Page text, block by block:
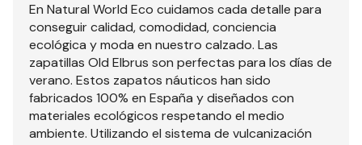
En Natural World Eco cuidamos cada detalle para
conseguir calidad, comodidad, conciencia
ecológica y moda en nuestro calzado. Las
zapatillas Old Elbrus son perfectas para los días de
verano. Estos zapatos náuticos han sido
fabricados 100% en España y diseñados con
materiales ecológicos respetando el medio
ambiente. Utilizando el sistema de vulcanización